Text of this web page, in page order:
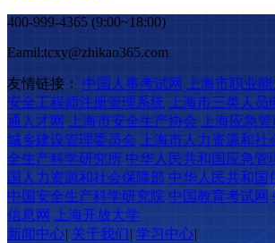
400-999-4365 (9:00~18:00)
Eamil:tcxy@zhikao365.com
友情链接： 中国人事考试网 上海市职业
安全工程师注册管理系统 上海市三类人员
通人才网 上海市安全生产协会 上海应急管
城乡建设管理委员会 上海市人力资源和社
全生产科学研究所 中华人民共和国应急管
国人力资源和社会保障部 中华人民共和国
中国安全生产科学研究院 中国教育考试网
信息网 上海开放大学
新闻中心 关于我们 学习中心